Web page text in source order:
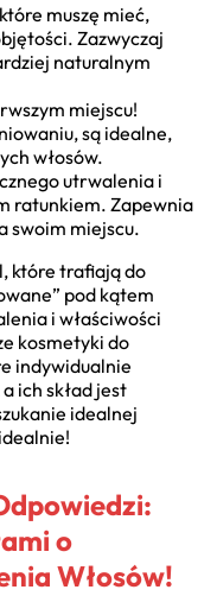
muszę mieć,
Zazwyczaj
naturalnym
miejscu!
są idealne,
włosów.
utrwalenia i
ratunkiem. Zapewnia
swoim miejscu.
które trafiają do
pod kątem
i właściwości
kosmetyki do
indywidualnie
ich skład jest
idealnej
o
Włosów!